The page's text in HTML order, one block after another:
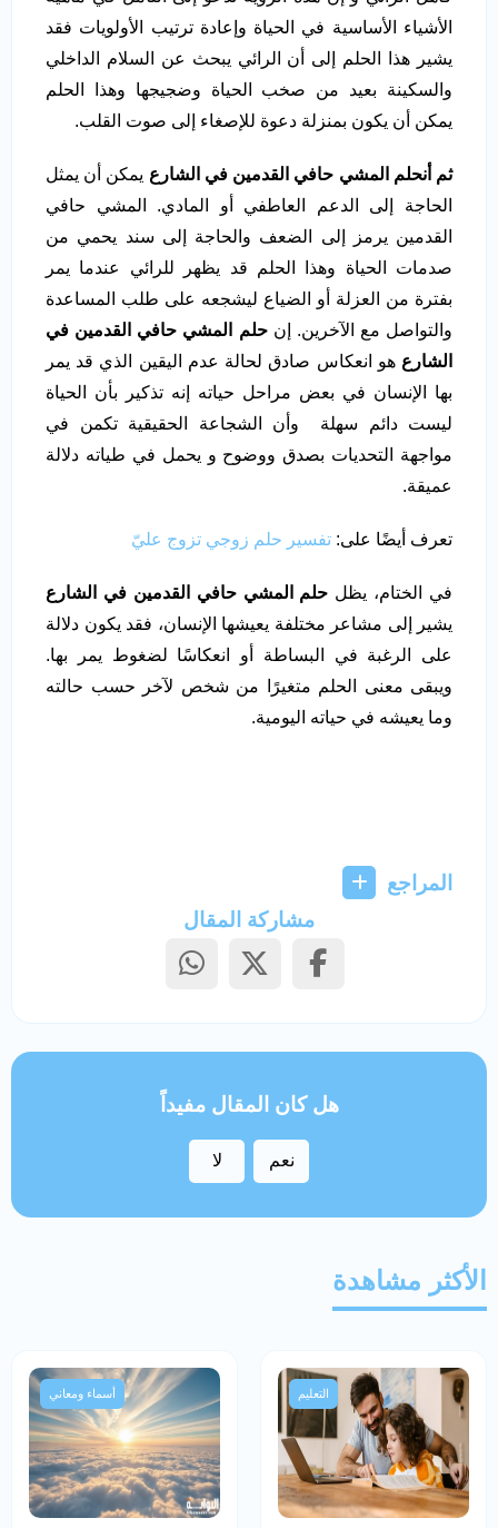
الأشياء الأساسية في الحياة وإعادة ترتيب الأولويات فقد
يشير هذا الحلم إلى أن الرائي يبحث عن السلام الداخلي
والسكينة بعيد من صخب الحياة وضجيجها وهذا الحلم
يمكن أن يكون بمنزلة دعوة للإصغاء إلى صوت القلب.
ثم أنحلم المشي حافي القدمين في الشارع يمكن أن يمثل
الحاجة إلى الدعم العاطفي أو المادي. المشي حافي
القدمين يرمز إلى الضعف والحاجة إلى سند يحمي من
صدمات الحياة وهذا الحلم قد يظهر للرائي عندما يمر
بفترة من العزلة أو الضياع ليشجعه على طلب المساعدة
والتواصل مع الآخرين. إنحلم المشي حافي القدمين في
الشارع هو انعكاس صادق لحالة عدم اليقين الذي قد يمر
بها الإنسان في بعض مراحل حياته إنه تذكير بأن الحياة
ليست دائم سهلة وأن الشجاعة الحقيقية تكمن في
مواجهة التحديات بصدق ووضوح و يحمل في طياته دلالة
عميقة.
تعرف أيضًا على: تفسير حلم زوجي تزوج عليّ
في الختام، يظل حلم المشي حافي القدمين في الشارع
يشير إلى مشاعر مختلفة يعيشها الإنسان، فقد يكون دلالة
على الرغبة في البساطة أو انعكاسًا لضغوط يمر بها.
ويبقى معنى الحلم متغيرًا من شخص لآخر حسب حالته
وما يعيشه في حياته اليومية.
المراجع
مشاركة المقال
هل كان المقال مفيداً
نعم لا
الأكثر مشاهدة
التعليم أسماء ومعاني